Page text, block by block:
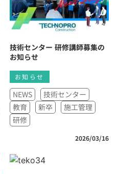
技術センター 研修講師募集の
お知らせ
お知らせ
NEWS
技術センター
教育
新卒
施工管理
研修
2026/03/16